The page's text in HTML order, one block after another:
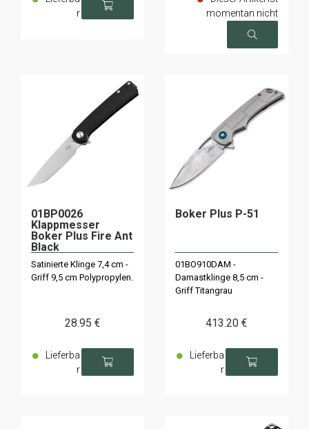
r
momentan nicht
verfügbar
01BP0026
Klappmesser
Boker Plus Fire Ant
Black
Satinierte Klinge 7,4 cm -
Griff 9,5 cm Polypropylen.
28.95 €
Lieferba
r
Boker Plus P-51
01BO910DAM -
Damastklinge 8,5 cm -
Griff Titangrau
413.20 €
Lieferba
r